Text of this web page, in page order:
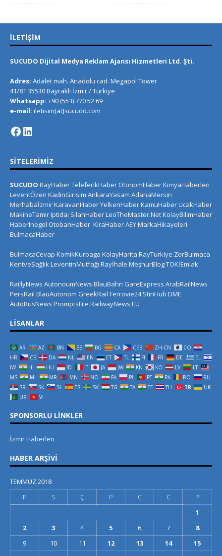
İLETIŞIM
SUCUDO Dijital Medya Reklam Ajansı Hizmetleri Ltd. Şti.
Adres: Adalet mah. Anadolu cad. Megapol Tower
41/81 35530 Bayraklı İzmir / Türkiye
Whatsapp: +90 (553) 770 52 69
e-mail: iletisim[at]sucudo.com
SITELERIMIZ
SUCUDO RayHaberTeleferikHaber OtonomHaberKimyaHaberleri
LeventÖzen KadinGirisim AnkaraYasam AdanaMersin
MerhabaİzmirKaravanHaberYelkenHaberKamuHaberUcakHaber
MakineTamirIptidai SilahHaberLeoTheMaster.NetKolayBilimHaber
HaberInegol OtobanHaber KiraHaberAEYMarkaHikayeleri
BulmacaHaber
BulmacaCevap KomikKurbaga KolayHarita RayTurkiye ZorBulmaca
KentveSağlıkLeventinMutfağı Rayİhale MeşhurBlogTOKİEmlak
RaillyNews AutonoumNews BlauBahn GareExpress ArabRailNews
PersRail BlauAutonom GreekRail Ferrovie24 StiriHub DME
AutoRusNews PromptsFile RailwayNews EU
LISANLAR
AR AZ BN BS BG CA CEB ZH-CN
CO
HR
CS DA NL EN ET TL FI FR DE
EL
IW
HI HU ID IT JA JW KN KO LV
LT
MS
ML MR MN NO FA PL PT PA RO
RU
SR
SK SL ES SV TG TA TE TH TR
UK
UR
VI
SPONSORLU LINKLER
İzmir Haberleri
HABER ARŞIVI
TEMMUZ 2018
P
S Ç P C C
P
1
2
3 4 5 6 7
8
9
10 11 12 13 14
15